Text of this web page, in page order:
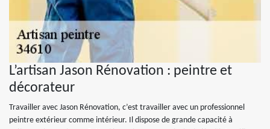
L’artisan Jason Rénovation : peintre et
décorateur
Travailler avec Jason Rénovation, c’est travailler avec un professionnel
peintre extérieur comme intérieur. Il dispose de grande capacité à